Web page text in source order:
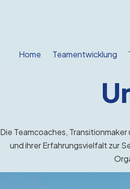
Home Teamentwicklung
Die Teamcoaches,
und ihrer Erfahrungsvielfalt zur